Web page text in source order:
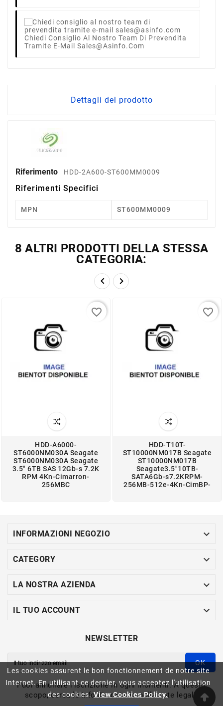
Les cookies assurent le bon fonctionnement de notre site
Internet. En utilisant ce dernier, vous acceptez l'utilisation
des cookies.View Cookies Policy.
Chiedi Consiglio Al Nostro Team Di Prevendita
Tramite E-Mail Sales@asinfo.com
Dettagli del prodotto
Riferimento HDD-2A600-ST600MM0009
Riferimenti Specifici
MPN ST600MM0009
8 ALTRI PRODOTTI DELLA STESSA
CATEGORIA:
 
HDD-A6000-
ST6000NM030A Seagate
ST6000NM030A Seagate
3.5" 6TB SAS 12Gb-s 7.2K
RPM 4Kn-Cimarron-
256MBC
favorite_border
HDD-T10T-
ST10000NM017B Seagate
ST10000NM017B
Seagate3.5"10TB-
SATA6Gb-s7.2KRPM-
256MB-512e-4Kn-CimBP-
favorite_border
INFORMAZIONI NEGOZIO 
CATEGORY 
LA NOSTRA AZIENDA 
IL TUO ACCOUNT 
NEWSLETTER
OK
Puoi annullare l'iscrizione in ogni momenti. A questo
scopo, cerca le info di contatto nelle note legali.